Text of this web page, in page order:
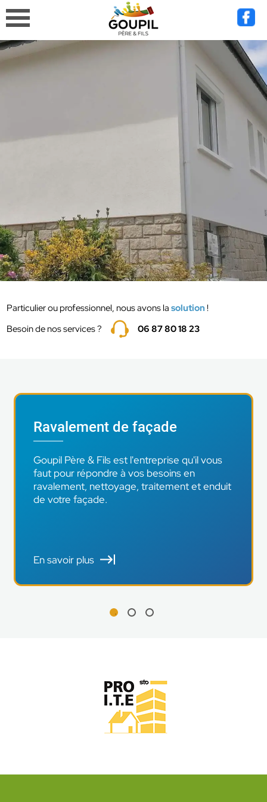
Particulier ou professionnel, nous avons lasolution!
Besoin de nos services ?
06 87 80 18 23
Ravalement de façade
Goupil Père & Fils est l'entreprise qu'il vous
faut pour répondre à vos besoins en
ravalement, nettoyage, traitement et enduit
de votre façade.
En savoir plus